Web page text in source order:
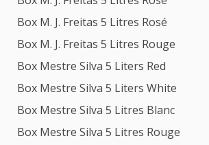
Box M. J. Freitas 5 Litres Rosé
Box M. J. Freitas 5 Litres Rouge
Box Mestre Silva 5 Liters Red
Box Mestre Silva 5 Liters White
Box Mestre Silva 5 Litres Blanc
Box Mestre Silva 5 Litres Rouge